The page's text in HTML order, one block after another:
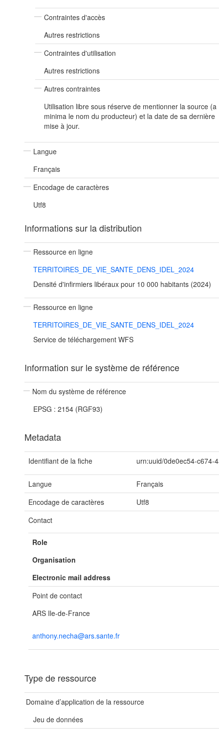
Contraintes d'accès
Autres restrictions
Contraintes d'utilisation
Autres restrictions
Autres contraintes
Utilisation libre sous réserve de mentionner la source (a
minima le nom du producteur) et la date de sa dernière
mise à jour.
Langue
Français
Encodage de caractères
Utf8
Informations sur la distribution
Ressource en ligne
TERRITOIRES_DE_VIE_SANTE_DENS_IDEL_2024
Densité d'infirmiers libéraux pour 10 000 habitants (2024)
Ressource en ligne
TERRITOIRES_DE_VIE_SANTE_DENS_IDEL_2024
Service de téléchargement WFS
Information sur le système de référence
Nom du système de référence
EPSG : 2154 (RGF93)
Metadata
Identifiant de la fiche urn:uuid/0de0ec54-c674-
Langue
Français
Encodage de caractères
Utf8
Contact
Role
Organisation
Electronic mail address
Point de contact
ARS Ile-de-France
anthony.necha@ars.sante.fr
Type de ressource
Domaine d’application de la ressource
Jeu de données